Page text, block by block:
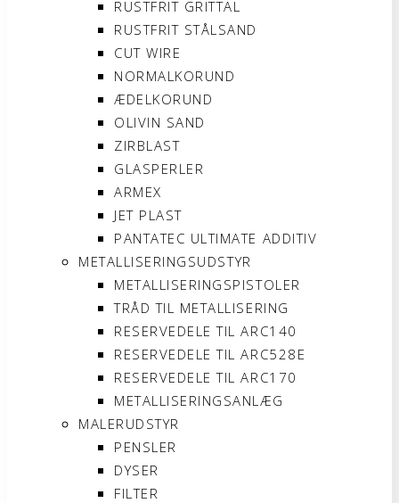
RUSTFRIT GRITTAL
RUSTFRIT STÅLSAND
CUT WIRE
NORMALKORUND
ÆDELKORUND
OLIVIN SAND
ZIRBLAST
GLASPERLER
ARMEX
JET PLAST
PANTATEC ULTIMATE ADDITIV
METALLISERINGSUDSTYR
METALLISERINGSPISTOLER
TRÅD TIL METALLISERING
RESERVEDELE TIL ARC140
RESERVEDELE TIL ARC528E
RESERVEDELE TIL ARC170
METALLISERINGSANLÆG
MALERUDSTYR
PENSLER
DYSER
FILTER